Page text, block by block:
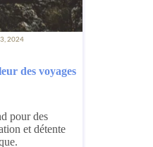
2024
des voyages
pour des
et détente